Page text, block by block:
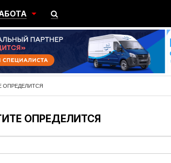
РАБОТЫ
ВАКАНСИЮ
ОПРЕДЕЛИТСЯ
ОПРЕДЕЛИТСЯ